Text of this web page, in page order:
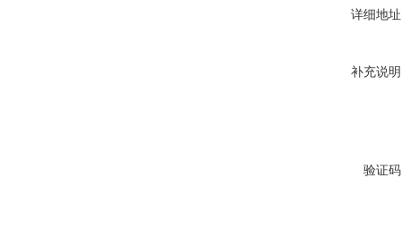
详细地
补充说
验证